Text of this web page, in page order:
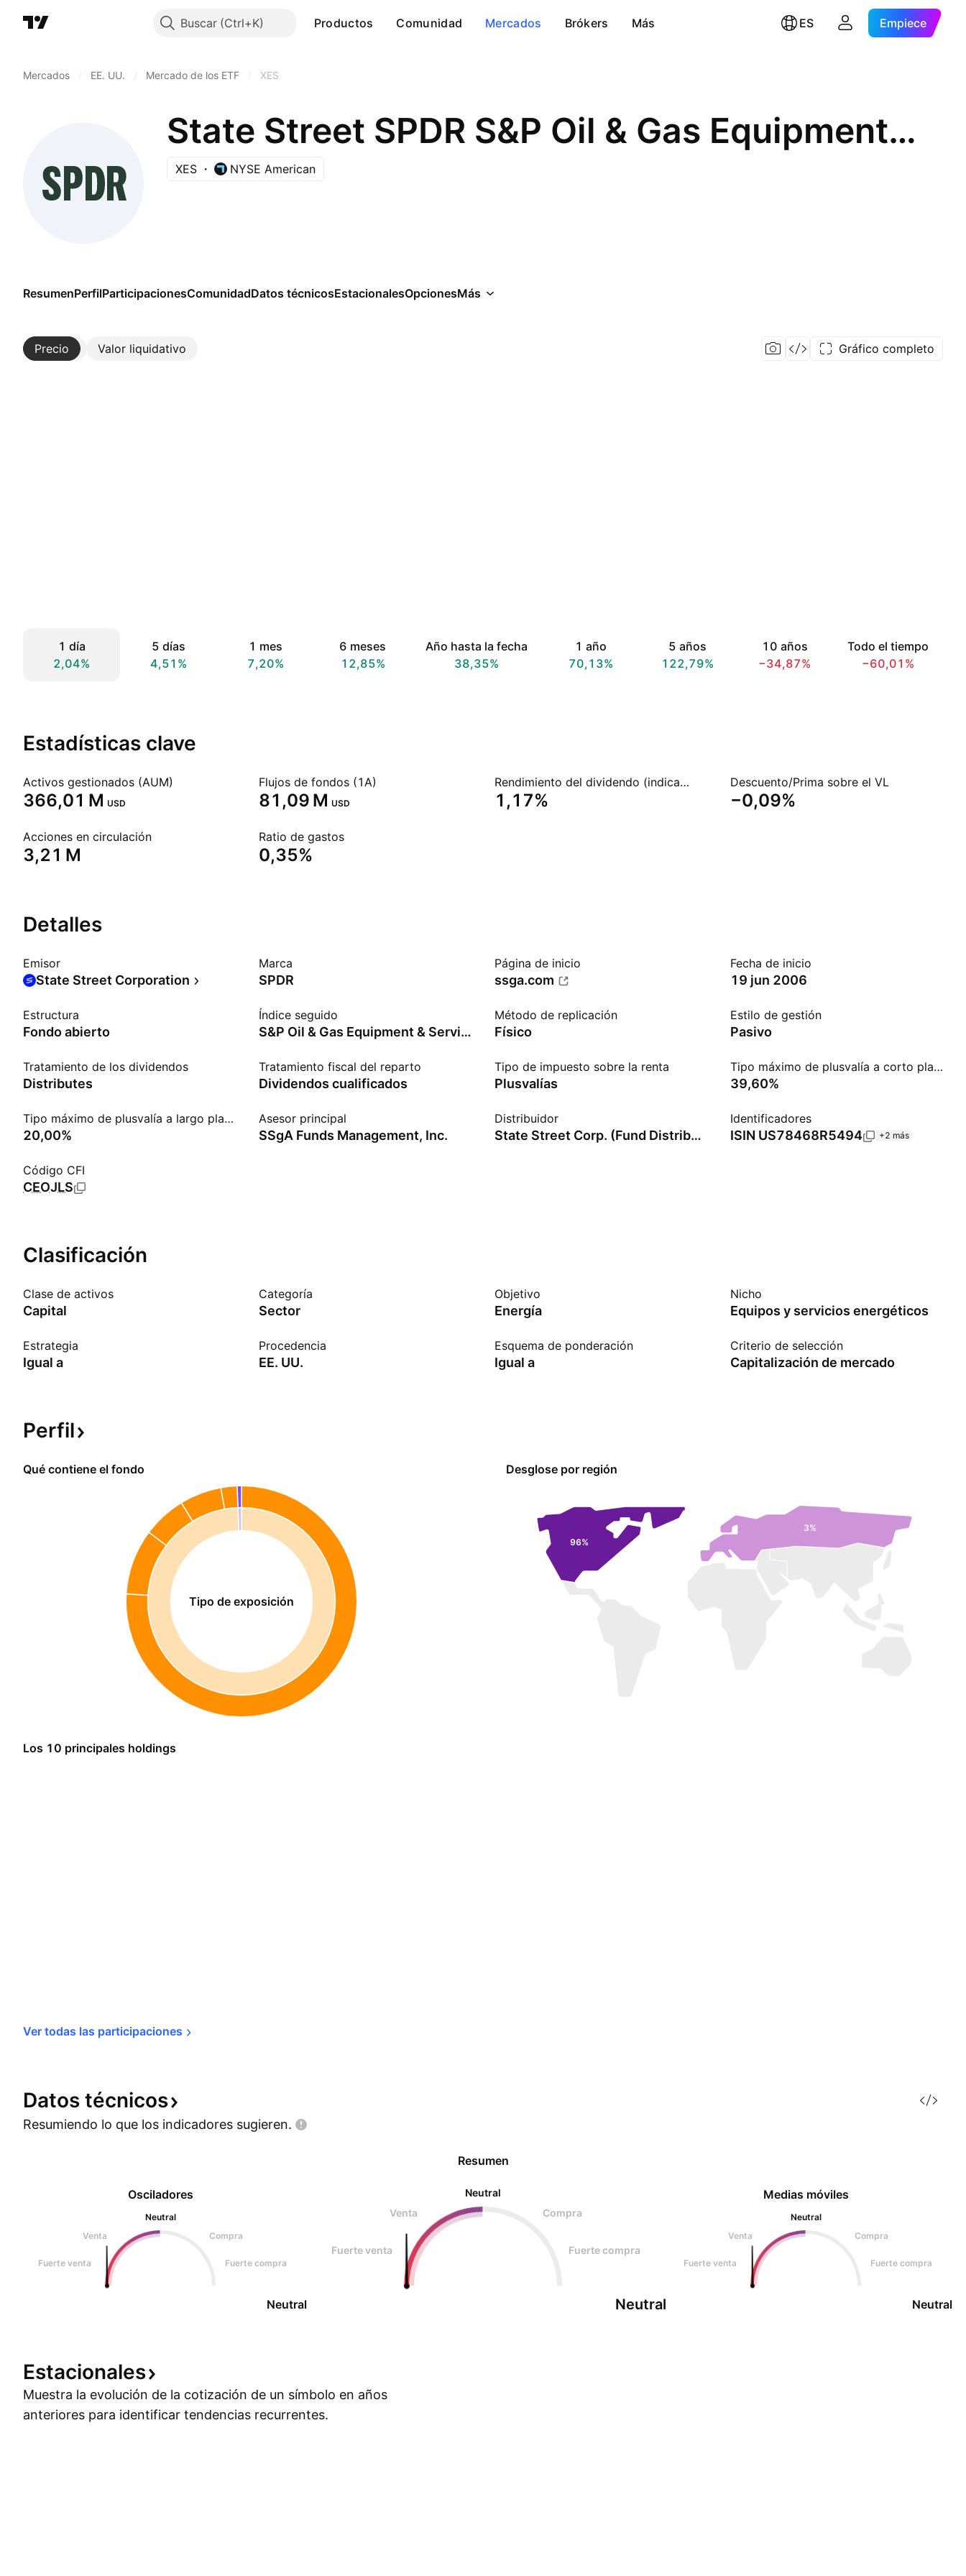
Buscar Productos Comunidad Mercados Brókers Más ES Empiece
Mercados EE. UU. Mercado de los ETF XES
State Street SPDR S&P Oil & Gas Equipment & Services ETF
XES NYSE American
ResumenPerfilParticipacionesComunidadDatos técnicosEstacionalesOpcionesMás
Precio Valor liquidativo
Más Gráfico completo
1 día
2,04%
5 días
4,51%
1 mes
7,20%
6 meses
12,85%
Año hasta la fecha
38,35%
1 año
70,13%
5 años
122,79%
10 años
−34,87%
Todo el tiempo
−60,01%
Estadísticas clave
Activos gestionados (AUM)
‪366,01 M‬ USD
Flujos de fondos (1A)
‪81,09 M‬ USD
Rendimiento del dividendo (indicado)
1,17%
Descuento/Prima sobre el VL
−0,09%
Acciones en circulación
‪3,21 M‬
Ratio de gastos
0,35%
Detalles
Emisor
State Street Corporation
Marca
SPDR
Página de inicio
ssga.com
Fecha de inicio
19 jun 2006
Estructura
Fondo abierto
Índice seguido
S&P Oil & Gas Equipment & Services Select Industry Index
Método de replicación
Físico
Estilo de gestión
Pasivo
Tratamiento de los dividendos
Distributes
Tratamiento fiscal del reparto
Dividendos cualificados
Tipo de impuesto sobre la renta
Plusvalías
Tipo máximo de plusvalía a corto plazo
39,60%
Tipo máximo de plusvalía a largo plazo
20,00%
Asesor principal
SSgA Funds Management, Inc.
Distribuidor
State Street Corp. (Fund Distributor)
Identificadores
ISIN US78468R5494 +2 más
Código CFI
CEOJLS
Clasificación
Clase de activos
Capital
Categoría
Sector
Objetivo
Energía
Nicho
Equipos y servicios energéticos
Estrategia
Igual a
Procedencia
EE. UU.
Esquema de ponderación
Igual a
Criterio de selección
Capitalización de mercado
Perfil
Qué contiene el fondo
Tipo de exposición
Desglose por región
96%
3%
Los 10 principales holdings
Ver todas las participaciones
Datos técnicos
Resumiendo lo que los indicadores sugieren.
Osciladores
Neutral
Venta
Compra
Fuerte venta Fuerte compra
Neutral
Resumen
Neutral
Venta
Compra
Fuerte venta Fuerte compra
Neutral
Medias móviles
Neutral
Venta
Compra
Fuerte venta Fuerte compra
Neutral
Estacionales
Muestra la evolución de la cotización de un símbolo en años
anteriores para identificar tendencias recurrentes.